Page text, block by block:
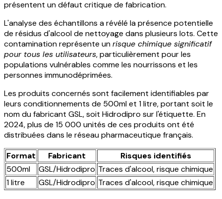
présentent un défaut critique de fabrication.
L'analyse des échantillons a révélé la présence potentielle
de résidus d'alcool de nettoyage dans plusieurs lots. Cette
contamination représente unrisque chimique significatif
pour tous les utilisateurs, particulièrement pour les
populations vulnérables comme les nourrissons et les
personnes immunodéprimées.
Les produits concernés sont facilement identifiables par
leurs conditionnements de 500ml et 1 litre, portant soit le
nom du fabricant GSL, soit Hidrodipro sur l'étiquette. En
2024, plus de 15 000 unités de ces produits ont été
distribuées dans le réseau pharmaceutique français.
Format
Fabricant
Risques identifiés
500ml
GSL/Hidrodipro Traces d'alcool, risque chimique
1 litre
GSL/Hidrodipro Traces d'alcool, risque chimique